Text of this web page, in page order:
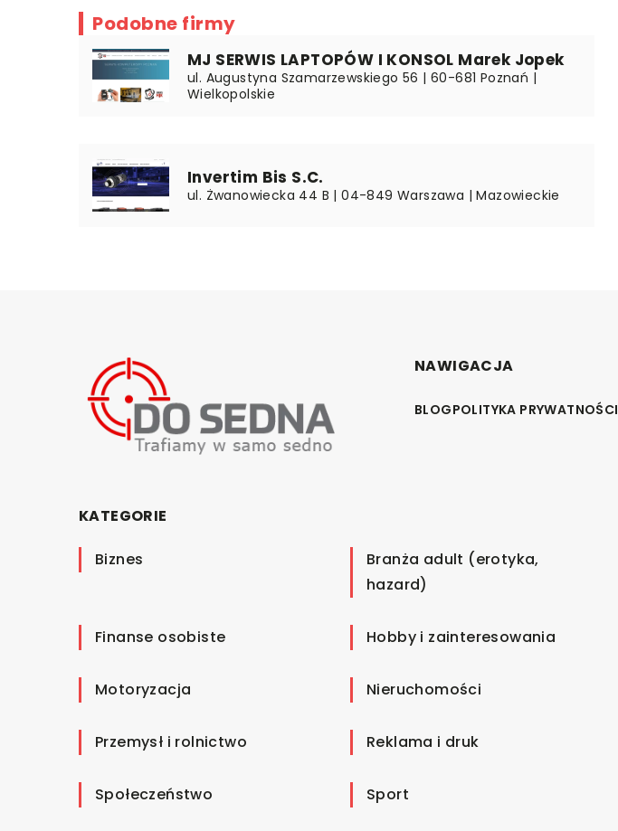
Podobne firmy
MJ SERWIS LAPTOPÓW I KONSOL Marek Jopek
ul. Augustyna Szamarzewskiego 56 | 60-681 Poznań |
Wielkopolskie
Invertim Bis S.C.
ul. Żwanowiecka 44 B | 04-849 Warszawa | Mazowieckie
NAWIGACJA
BLOGPOLITYKA PRYWATNOŚCI
KATEGORIE
Biznes
Branża adult (erotyka,
hazard)
Finanse osobiste Hobby i zainteresowania
Motoryzacja Nieruchomości
Przemysł i rolnictwo Reklama i druk
Społeczeństwo Sport